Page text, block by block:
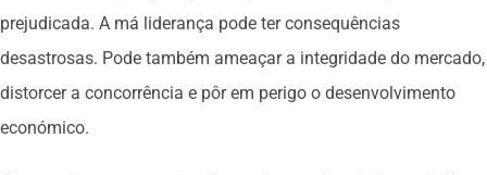
prejudicada. A má liderança pode ter consequências
desastrosas. Pode também ameaçar a integridade do mercado,
distorcer a concorrência e pôr em perigo o desenvolvimento
económico.